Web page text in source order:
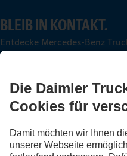
BLEIB IN KONTAKT.
Entdecke Mercedes-Benz